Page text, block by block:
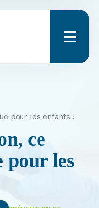
pour les enfants !
ce
pour les